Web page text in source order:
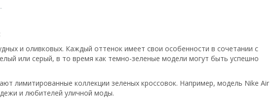
и оливковых. Каждый оттенок имеет свои особенности в сочетании с
или серый, в то время как темно-зеленые модели могут быть успешно
лимитированные коллекции зеленых кроссовок. Например, модель Nike Air
и любителей уличной моды.